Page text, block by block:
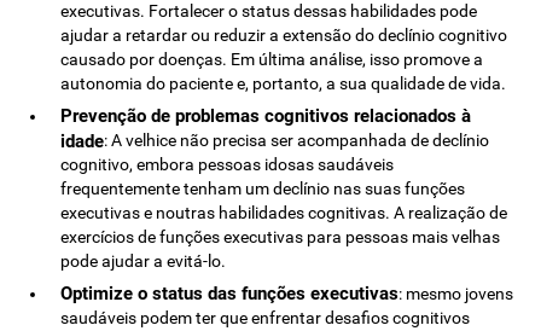
executivas. Fortalecer o status dessas habilidades pode
ajudar a retardar ou reduzir a extensão do declínio cognitivo
causado por doenças. Em última análise, isso promove a
autonomia do paciente e, portanto, a sua qualidade de vida.
Prevenção de problemas cognitivos relacionados à
idade: A velhice não precisa ser acompanhada de declínio
cognitivo, embora pessoas idosas saudáveis ​​
frequentemente tenham um declínio nas suas funções
executivas e noutras habilidades cognitivas. A realização de
exercícios de funções executivas para pessoas mais velhas
pode ajudar a evitá-lo.
Optimize o status das funções executivas: mesmo jovens
saudáveis ​​podem ter que enfrentar desafios cognitivos